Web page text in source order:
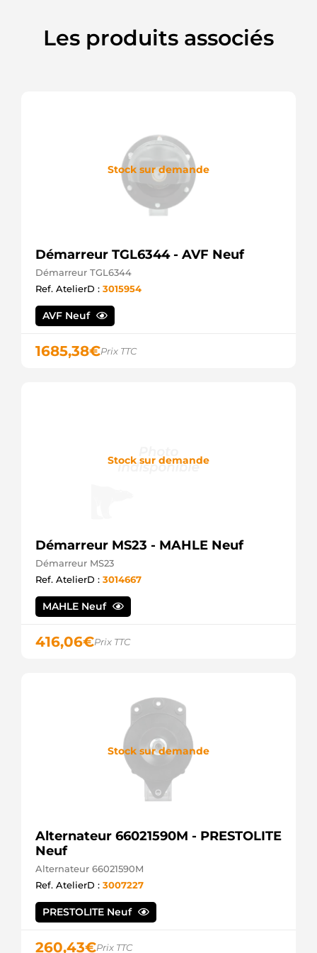
LRS02763
Lucas
Les produits associés
Stock sur demande
Démarreur TGL6344 - AVF Neuf
Démarreur TGL6344
Ref. AtelierD : 3015954
AVF Neuf
1685,38€Prix TTC
Stock sur demande
Démarreur MS23 - MAHLE Neuf
Démarreur MS23
Ref. AtelierD : 3014667
MAHLE Neuf
416,06€Prix TTC
Stock sur demande
Alternateur 66021590M - PRESTOLITE
Neuf
Alternateur 66021590M
Ref. AtelierD : 3007227
PRESTOLITE Neuf
260,43€Prix TTC